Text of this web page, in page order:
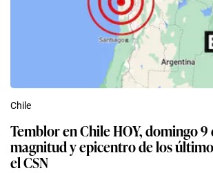
Chile
Temblor en Chile HOY, domingo 9
magnitud y epicentro de los
el CSN